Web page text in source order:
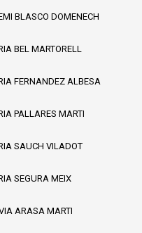
BLASCO DOMENECH
BEL MARTORELL
FERNANDEZ ALBESA
PALLARES MARTI
SAUCH VILADOT
SEGURA MEIX
ARASA MARTI